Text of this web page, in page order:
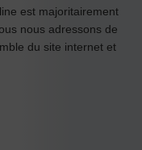
est majoritairement
nous adressons de
du site internet et